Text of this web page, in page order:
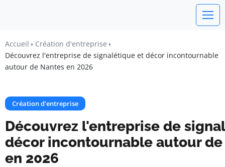
watchword
BUSINESS INSIGHTS FOR FRANCE
Accueil
Création d'entreprise
Découvrez l'entreprise de signalétique et décor incontournable
autour de Nantes en 2026
Création d'entreprise
Découvrez l'entreprise de
décor incontournable autour de
en 2026